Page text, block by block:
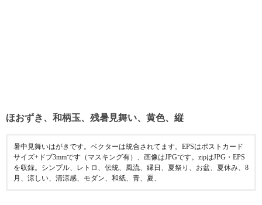
ほおずき、和柄玉、残暑見舞い、黄色、縦
暑中見舞いはがきです。ベクターは統合されてます。EPSはポストカード
サイズ+ドブ3mmです（マスキング有）、画像はJPGです。zipはJPG・EPS
を収録。シンプル、レトロ、伝統、風流、縁日、夏祭り、お盆、夏休み、8
月、涼しい、清涼感、モダン、和紙、青、夏、